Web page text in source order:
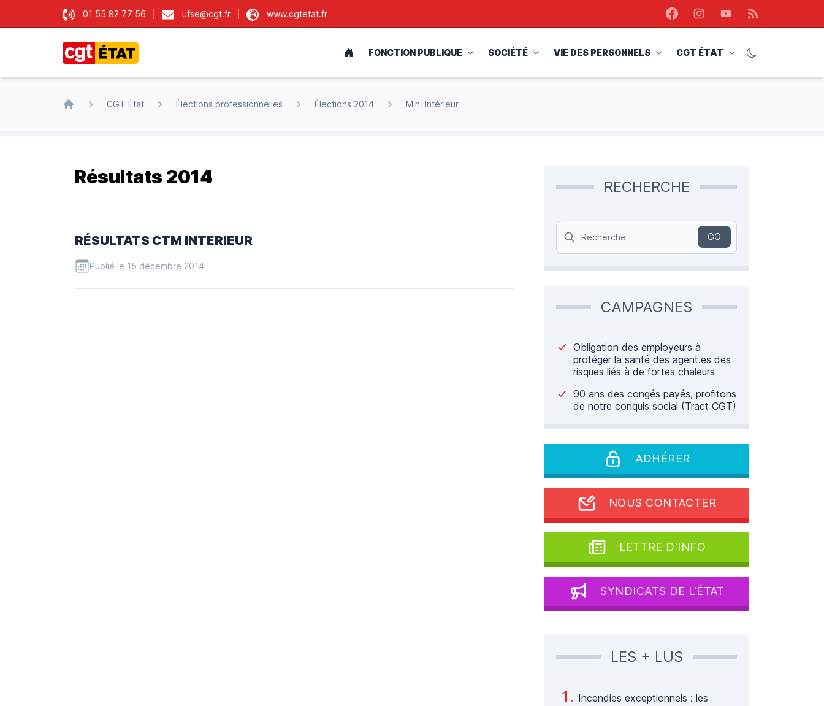
01 55 82 77 56 ufse@cgt.fr www.cgtetat.fr FacebookInstagramYoutube
RSS
ACCUEILFONCTION PUBLIQUE SOCIÉTÉ VIE DES PERSONNELS CGT ÉTAT
CGT État Élections professionnelles Élections 2014 Min. Intérieur
Résultats 2014
RÉSULTATS CTM INTERIEUR
Publié le 15 décembre 2014
RECHERCHE
Search
GO
CAMPAGNES
Obligation des employeurs à
protéger la santé des agent.es des
risques liés à de fortes chaleurs
90 ans des congés payés, profitons
de notre conquis social (Tract CGT)
ADHÉRER
NOUS CONTACTER
LETTRE D'INFO
SYNDICATS DE L'ÉTAT
LES + LUS
Incendies exceptionnels : les